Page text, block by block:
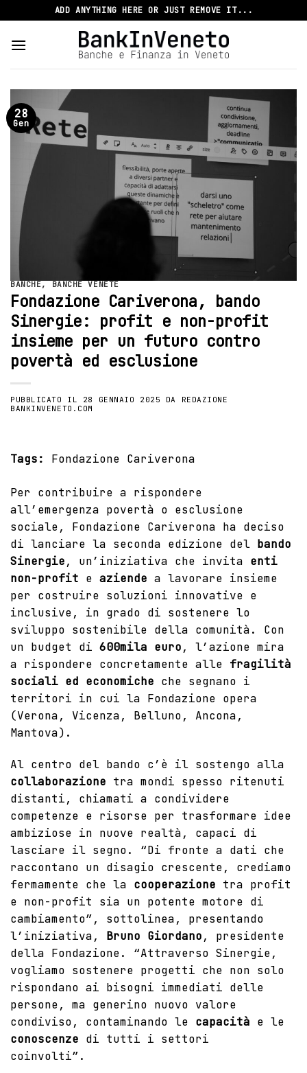
to
content
ADD ANYTHING HERE OR JUST REMOVE IT...
28
Gen
BANCHE,BANCHE VENETE
Fondazione Cariverona, bando
Sinergie: profit e non-profit
insieme per un futuro contro
povertà ed esclusione
PUBBLICATO IL 28 GENNAIO 2025 DA
REDAZIONE
BANKINVENETO.COM
Tags: Fondazione Cariverona
Per contribuire a rispondere
all’emergenza povertà o esclusione
sociale, Fondazione Cariverona ha deciso
di lanciare la seconda edizione del bando
Sinergie, un’iniziativa che invita enti
non-profit e aziende a lavorare insieme
per costruire soluzioni innovative e
inclusive, in grado di sostenere lo
sviluppo sostenibile della comunità. Con
un budget di 600mila euro, l’azione mira
a rispondere concretamente alle fragilità
sociali ed economiche che segnano i
territori in cui la Fondazione opera
(Verona, Vicenza, Belluno, Ancona,
Mantova).
Al centro del bando c’è il sostengo alla
collaborazione tra mondi spesso ritenuti
distanti, chiamati a condividere
competenze e risorse per trasformare idee
ambiziose in nuove realtà, capaci di
lasciare il segno. “Di fronte a dati che
raccontano un disagio crescente, crediamo
fermamente che la cooperazione tra profit
e non-profit sia un potente motore di
cambiamento”, sottolinea, presentando
l’iniziativa, Bruno Giordano, presidente
della Fondazione. “Attraverso Sinergie,
vogliamo sostenere progetti che non solo
rispondano ai bisogni immediati delle
persone, ma generino nuovo valore
condiviso, contaminando le capacità e le
conoscenze di tutti i settori
coinvolti”.